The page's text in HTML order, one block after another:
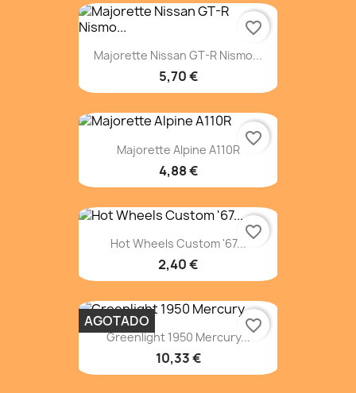
Majorette Nissan GT-R Nismo...
5,70 €
favorite_border
Majorette Alpine A110R
4,88 €
favorite_border
Hot Wheels Custom '67...
2,40 €
favorite_border
Greenlight 1950 Mercury...
10,33 €
AGOTADO favorite_border